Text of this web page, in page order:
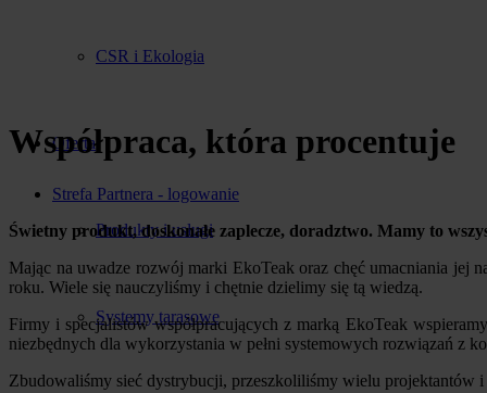
CSR i Ekologia
Oferta
Produkty i usługi
Systemy tarasowe
Współpraca, która procentuje
Strefa Partnera - logowanie
Świetny produkt, doskonałe zaplecze, doradztwo. Mamy to
Mając na uwadze rozwój marki EkoTeak oraz chęć umacniania jej
roku. Wiele się nauczyliśmy i chętnie dzielimy się tą wiedzą.
Firmy i specjalistów współpracujących z marką EkoTeak
niezbędnych dla wykorzystania w pełni systemowych rozwiązań z
Zbudowaliśmy sieć dystrybucji, przeszkoliliśmy wielu projektantów